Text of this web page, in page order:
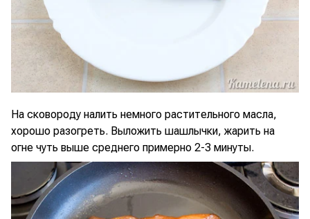
На сковороду налить немного растительного масла,
хорошо разогреть. Выложить шашлычки, жарить на
огне чуть выше среднего примерно 2-3 минуты.